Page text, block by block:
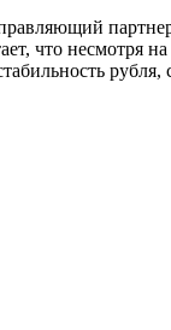
что несмотря